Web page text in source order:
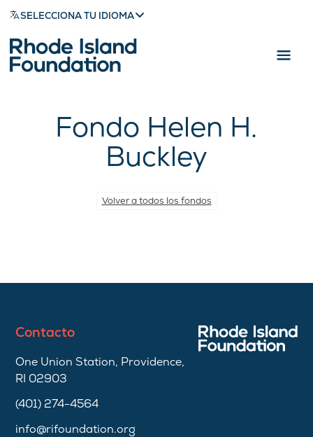
SELECCIONA TU IDIOMA
Fondo Helen H.
Buckley
Volver a todos los fondos
Contacto
One Union Station, Providence,
RI 02903
(401) 274-4564
info@rifoundation.org